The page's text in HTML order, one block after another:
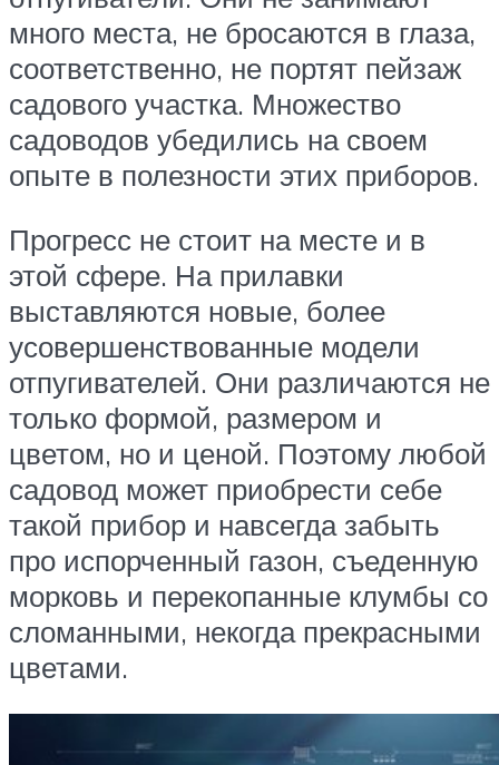
много места, не бросаются в глаза,
соответственно, не портят пейзаж
садового участка. Множество
садоводов убедились на своем
опыте в полезности этих приборов.
Прогресс не стоит на месте и в
этой сфере. На прилавки
выставляются новые, более
усовершенствованные модели
отпугивателей. Они различаются не
только формой, размером и
цветом, но и ценой. Поэтому любой
садовод может приобрести себе
такой прибор и навсегда забыть
про испорченный газон, съеденную
морковь и перекопанные клумбы со
сломанными, некогда прекрасными
цветами.